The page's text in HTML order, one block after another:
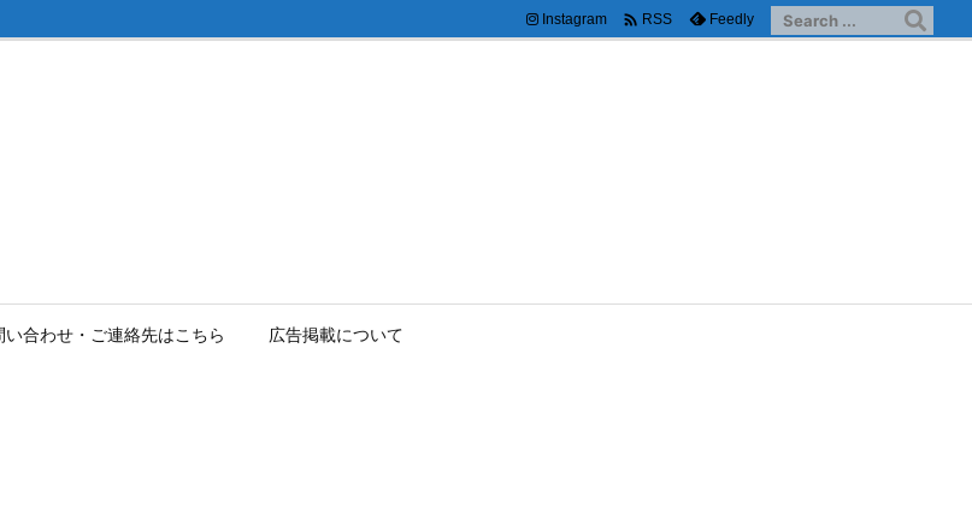
い合わせ・ご連絡先はこちら 広告掲載について
Instagram  RSS Feedly